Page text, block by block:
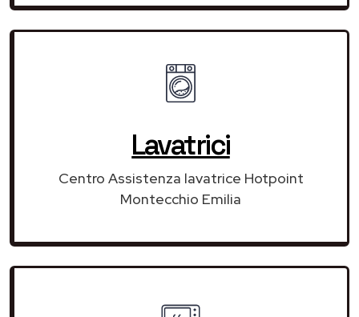
Lavatrici
Centro Assistenza lavatrice Hotpoint
Montecchio Emilia